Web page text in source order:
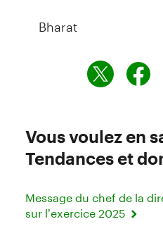
Bharat
Vous voulez en
Tendances et
Message du chef de la
sur l’exercice 2025